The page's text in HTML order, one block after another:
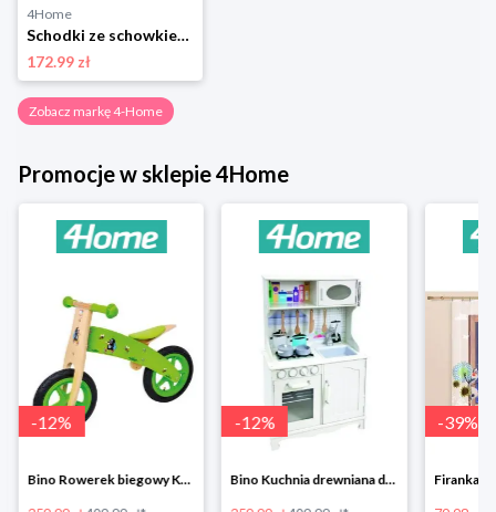
4Home
Schodki ze schowkiem Hurley, 33 x 34 x 36 cm 4-Home
172.99 zł
Zobacz markę 4-Home
Promocje w sklepie 4Home
-12%
Bino Rowerek biegowy Krecik
-12%
Bino Kuchnia drewniana dla dzieci Provence
-39%